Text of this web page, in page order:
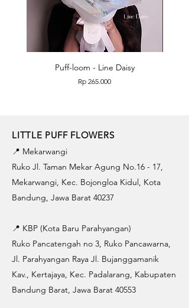
Puff-loom - Line Daisy
Price
Rp 265.000
LITTLE PUFF FLOWERS
📍 Mekarwangi
Ruko Jl. Taman Mekar Agung No.16 - 17,
Mekarwangi, Kec. Bojongloa Kidul, Kota
Bandung, Jawa Barat 40237
📍 KBP (Kota Baru Parahyangan)
Ruko Pancatengah no 3, Ruko Pancawarna,
Jl. Parahyangan Raya Jl. Bujanggamanik
Kav., Kertajaya, Kec. Padalarang, Kabupaten
Bandung Barat, Jawa Barat 40553